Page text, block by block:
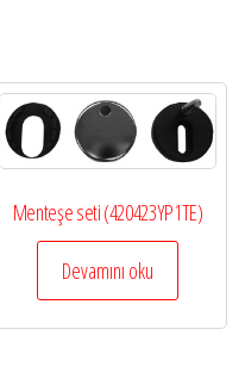
Menteşe seti (420423YP1TE)
Devamını oku